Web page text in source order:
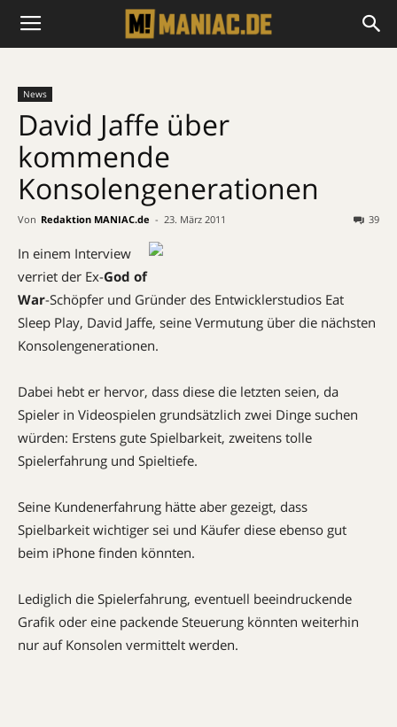
News
David Jaffe über
kommende
Konsolengenerationen
Von Redaktion MANIAC.de - 23. März 2011 39
In einem Interview
verriet der Ex-God of
War-Schöpfer und Gründer des Entwicklerstudios Eat
Sleep Play, David Jaffe, seine Vermutung über die nächsten
Konsolengenerationen.
Dabei hebt er hervor, dass diese die letzten seien, da
Spieler in Videospielen grundsätzlich zwei Dinge suchen
würden: Erstens gute Spielbarkeit, zweitens tolle
Spielerfahrung und Spieltiefe.
Seine Kundenerfahrung hätte aber gezeigt, dass
Spielbarkeit wichtiger sei und Käufer diese ebenso gut
beim iPhone finden könnten.
Lediglich die Spielerfahrung, eventuell beeindruckende
Grafik oder eine packende Steuerung könnten weiterhin
nur auf Konsolen vermittelt werden.